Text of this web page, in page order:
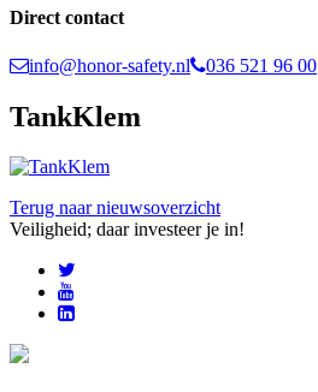
Direct contact
info@honor-safety.nl 036 521 96 00
TankKlem
Terug naar nieuwsoverzicht
Veiligheid; daar investeer je in!